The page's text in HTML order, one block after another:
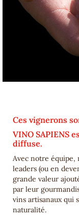
Ces vignerons
VINO SAPIENS
diffuse.
Avec notre équipe,
leaders (ou en
grande valeur
par leur
vins artisanaux qui
naturalité.